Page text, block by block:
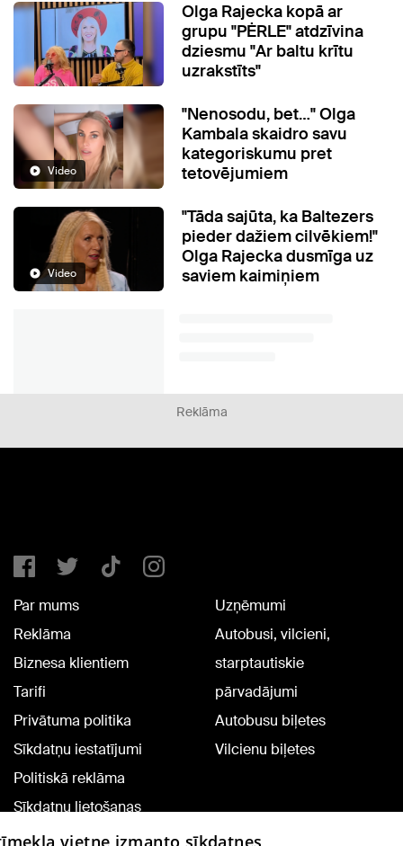
Olga Rajecka kopā ar
grupu "PĖRLE" atdzīvina
dziesmu "Ar baltu krītu
uzrakstīts"
Video
"Nenosodu, bet…" Olga
Kambala skaidro savu
kategoriskumu pret
tetovējumiem
Video
"Tāda sajūta, ka Baltezers
pieder dažiem cilvēkiem!"
Olga Rajecka dusmīga uz
saviem kaimiņiem
Reklāma
Par mums
Reklāma
Biznesa klientiem
Tarifi
Privātuma politika
Sīkdatņu iestatījumi
Politiskā reklāma
Sīkdatņu lietošanas
noteikumi
Uzņēmumi
Autobusi, vilcieni,
starptautiskie
pārvadājumi
Autobusu biļetes
Vilcienu biļetes
vietne izmanto sīkdatnes